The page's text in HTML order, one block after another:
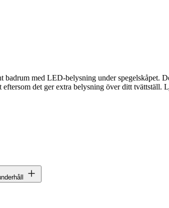
badrum med LED-belysning under spegelskåpet.
det ger extra belysning över ditt tvättställ.